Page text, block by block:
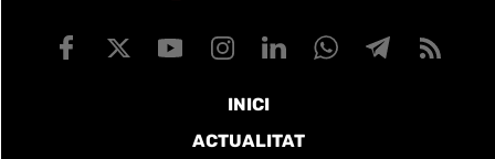
INICI
ACTUALITAT